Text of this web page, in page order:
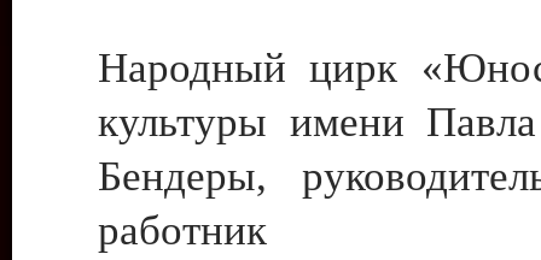
Народный цирк
культуры имени
Бендеры,
работник